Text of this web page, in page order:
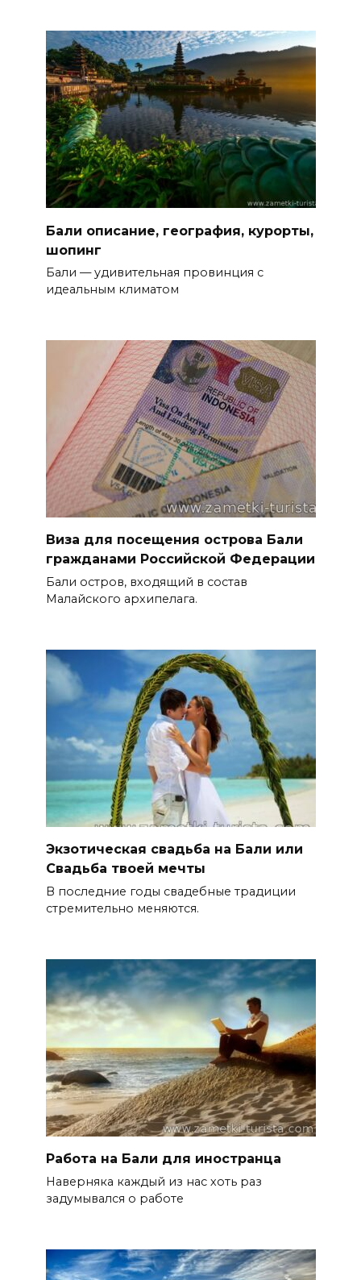
Бали описание, география, курорты,
шопинг
Бали — удивительная провинция с
идеальным климатом
Виза для посещения острова Бали
гражданами Российской Федерации
Бали остров, входящий в состав
Малайского архипелага.
Экзотическая свадьба на Бали или
Свадьба твоей мечты
В последние годы свадебные традиции
стремительно меняются.
Работа на Бали для иностранца
Наверняка каждый из нас хоть раз
задумывался о работе